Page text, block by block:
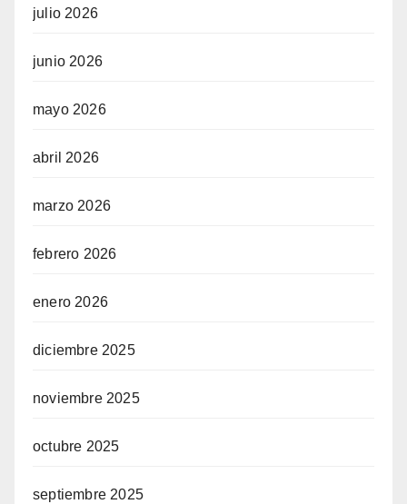
julio 2026
junio 2026
mayo 2026
abril 2026
marzo 2026
febrero 2026
enero 2026
diciembre 2025
noviembre 2025
octubre 2025
septiembre 2025